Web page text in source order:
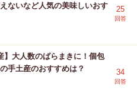
ないなど人気の美味しいおす
25
回答
】大人数のばらまきに！個包
手土産のおすすめは？
34
回答